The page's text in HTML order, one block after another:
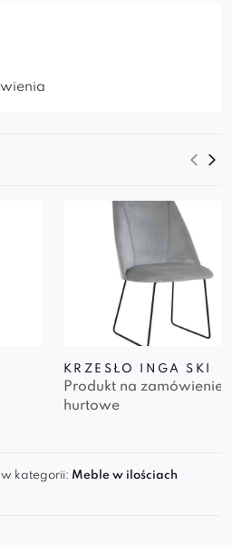
KRZESŁO INGA SKI
Produkt na zamówienie
hurtowe
kategorii: Meble w ilościach